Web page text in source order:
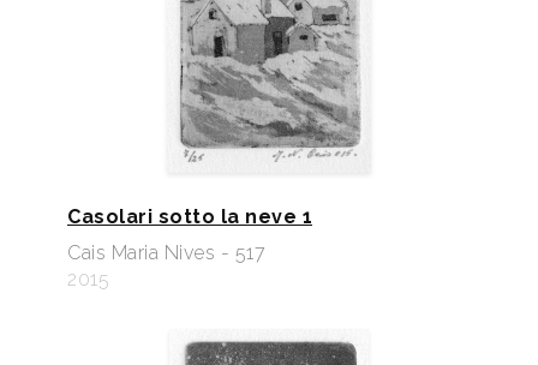
Casolari sotto la neve 1
Cais Maria Nives - 517
2015